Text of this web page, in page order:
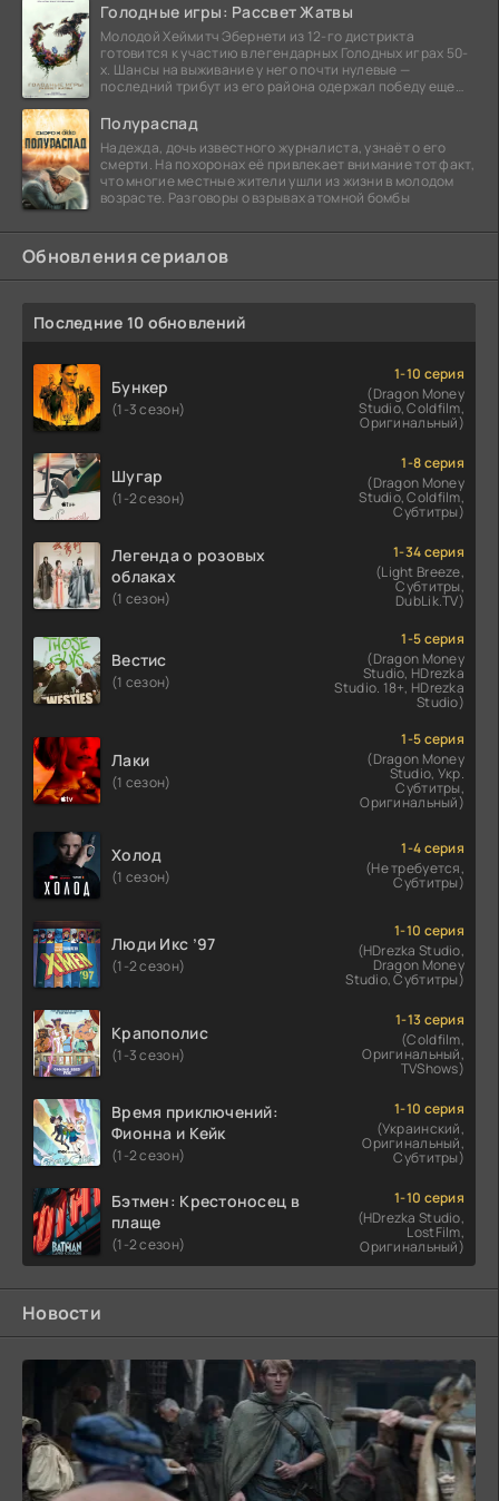
Голодные игры: Рассвет Жатвы
Молодой Хеймитч Эбернети из 12-го дистрикта
готовится к участию в легендарных Голодных играх 50-
х. Шансы на выживание у него почти нулевые —
последний трибут из его района одержал победу еще
Полураспад
Надежда, дочь известного журналиста, узнаёт о его
смерти. На похоронах её привлекает внимание тот факт,
что многие местные жители ушли из жизни в молодом
возрасте. Разговоры о взрывах атомной бомбы
Обновления сериалов
Последние 10 обновлений
Бункер
(1-3 сезон)
1-10 серия
(Dragon Money
Studio, Coldfilm,
Оригинальный)
Шугар
(1-2 сезон)
1-8 серия
(Dragon Money
Studio, Coldfilm,
Субтитры)
Легенда о розовых
облаках
(1 сезон)
1-34 серия
(Light Breeze,
Субтитры,
DubLik.TV)
Вестис
(1 сезон)
1-5 серия
(Dragon Money
Studio, HDrezka
Studio. 18+, HDrezka
Studio)
Лаки
(1 сезон)
1-5 серия
(Dragon Money
Studio, Укр.
Субтитры,
Оригинальный)
Холод
(1 сезон)
1-4 серия
(Не требуется,
Субтитры)
Люди Икс ’97
(1-2 сезон)
1-10 серия
(HDrezka Studio,
Dragon Money
Studio, Субтитры)
Крапополис
(1-3 сезон)
1-13 серия
(Coldfilm,
Оригинальный,
TVShows)
Время приключений:
Фионна и Кейк
(1-2 сезон)
1-10 серия
(Украинский,
Оригинальный,
Субтитры)
Бэтмен: Крестоносец в
плаще
(1-2 сезон)
1-10 серия
(HDrezka Studio,
LostFilm,
Оригинальный)
Новости